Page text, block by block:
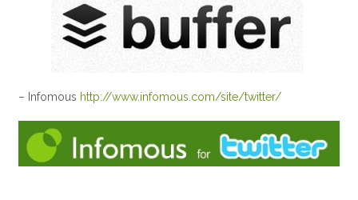
– Infomous http://www.infomous.com/site/twitter/